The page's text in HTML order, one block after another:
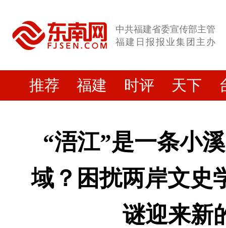
中共福建省委宣传部主管
福建日报报业集团主办
推荐 福建 时评 天下
“浯江”是一条小
域？困扰两岸文史
谜迎来新